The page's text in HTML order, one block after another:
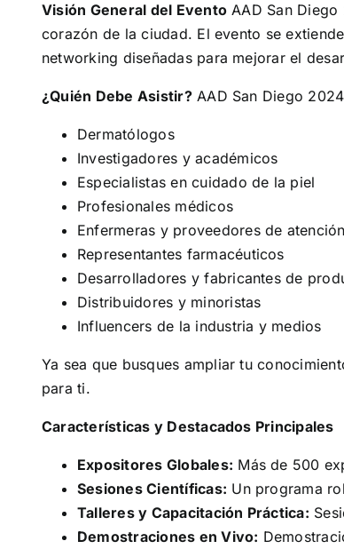
Visión General del Evento AAD San
corazón de la ciudad. El evento se
networking diseñadas para mejorar el
¿Quién Debe Asistir?AAD San Diego
Dermatólogos
Investigadores y académicos
Especialistas en cuidado de la piel
Profesionales médicos
Enfermeras y proveedores de
Representantes farmacéuticos
Desarrolladores y fabricantes de
Distribuidores y minoristas
Influencers de la industria y medios
Ya sea que busques ampliar tu
para ti.
Características y Destacados Principales
Expositores Globales: Más de 500
Sesiones Científicas: Un programa
Talleres y Capacitación Práctica:
Demostraciones en Vivo: